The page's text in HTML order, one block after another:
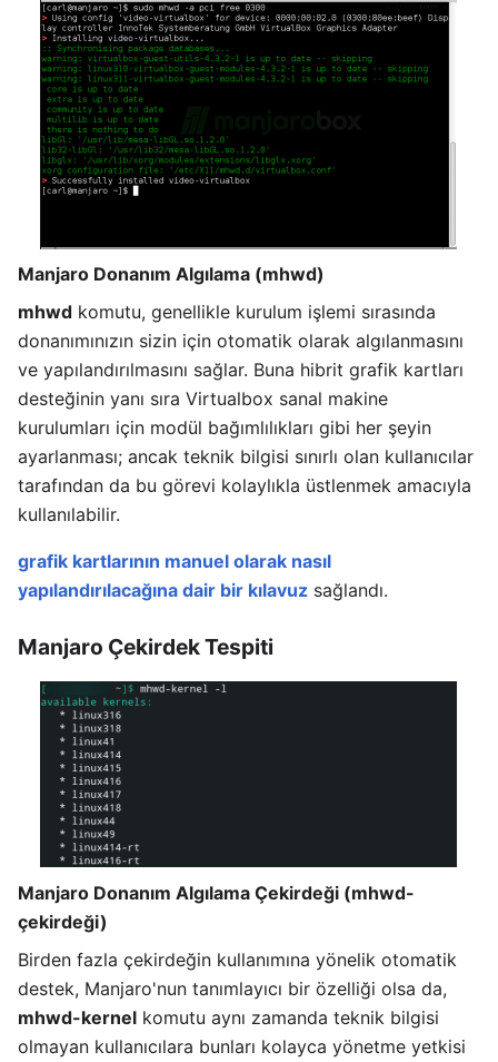
Manjaro Donanım Algılama (mhwd)
mhwd komutu, genellikle kurulum işlemi sırasında
donanımınızın sizin için otomatik olarak algılanmasını
ve yapılandırılmasını sağlar. Buna hibrit grafik kartları
desteğinin yanı sıra Virtualbox sanal makine
kurulumları için modül bağımlılıkları gibi her şeyin
ayarlanması; ancak teknik bilgisi sınırlı olan kullanıcılar
tarafından da bu görevi kolaylıkla üstlenmek amacıyla
kullanılabilir.
grafik kartlarının manuel olarak nasıl
yapılandırılacağına dair bir kılavuz sağlandı.
Manjaro Çekirdek Tespiti
Manjaro Donanım Algılama Çekirdeği (mhwd-
çekirdeği)
Birden fazla çekirdeğin kullanımına yönelik otomatik
destek, Manjaro'nun tanımlayıcı bir özelliği olsa da,
mhwd-kernel komutu aynı zamanda teknik bilgisi
olmayan kullanıcılara bunları kolayca yönetme yetkisi